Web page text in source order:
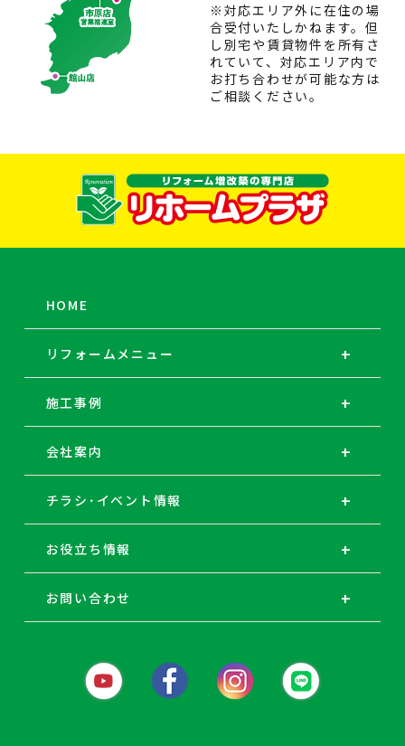
※対応エリア外に在住の場
合受付いたしかねます。但
し別宅や賃貸物件を所有さ
れていて、対応エリア内で
お打ち合わせが可能な方は
ご相談ください。
HOME
リフォームメニュー
施工事例
会社案内
チラシ･イベント情報
お役立ち情報
お問い合わせ